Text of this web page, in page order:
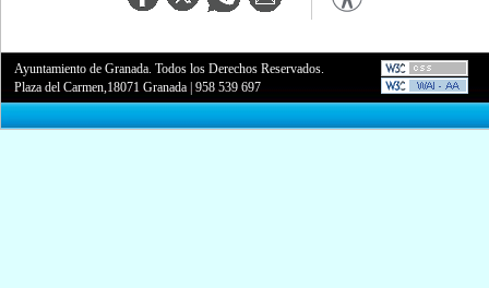
Ayuntamiento de Granada. Todos los Derechos Reservados.
Plaza del Carmen,18071 Granada |958 539 697